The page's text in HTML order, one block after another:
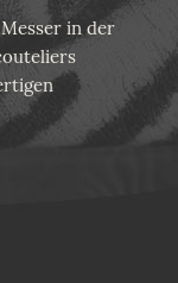
in der